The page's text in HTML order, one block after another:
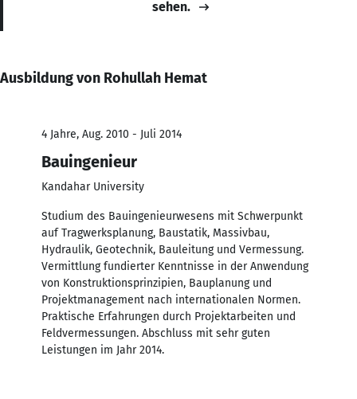
sehen.
Ausbildung von Rohullah Hemat
4 Jahre, Aug. 2010 - Juli 2014
Bauingenieur
Kandahar University
Studium des Bauingenieurwesens mit Schwerpunkt
auf Tragwerksplanung, Baustatik, Massivbau,
Hydraulik, Geotechnik, Bauleitung und Vermessung.
Vermittlung fundierter Kenntnisse in der Anwendung
von Konstruktionsprinzipien, Bauplanung und
Projektmanagement nach internationalen Normen.
Praktische Erfahrungen durch Projektarbeiten und
Feldvermessungen. Abschluss mit sehr guten
Leistungen im Jahr 2014.